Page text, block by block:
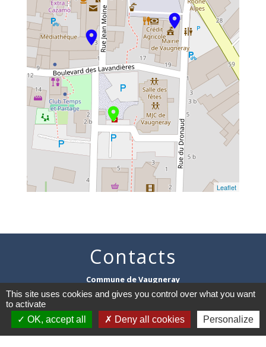
location_on
location_on
location_on
Leaflet
Contacts
Commune de Vaugneray
1 place de la Mairie
69670 Vaugneray - FRANCE
+33 4 78 45 80 48
Contact par formulaire
This site uses cookies and gives you control over what you want
to activate
OK, accept all
Deny all cookies Personalize